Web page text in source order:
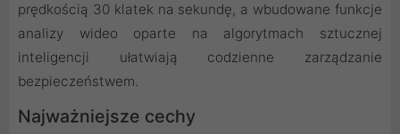
prędkością 30 klatek na sekundę, a wbudowane funkcje
analizy wideo oparte na algorytmach sztucznej
inteligencji ułatwiają codzienne zarządzanie
bezpieczeństwem.
Najważniejsze cechy